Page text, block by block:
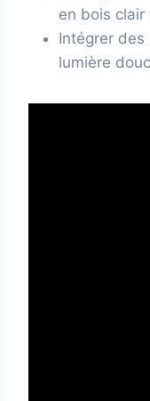
en bois clair
Intégrer
lumière